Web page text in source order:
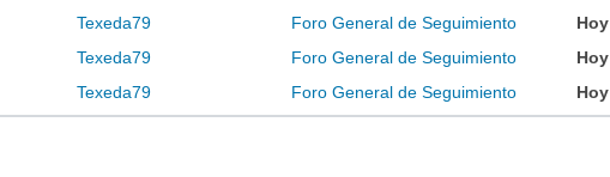
Texeda79 Foro General de Seguimiento Hoy
Texeda79 Foro General de Seguimiento Hoy
Texeda79 Foro General de Seguimiento Hoy